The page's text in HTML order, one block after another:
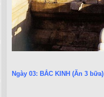
Ngày 03: BẮC KINH (Ăn 3 bữa)